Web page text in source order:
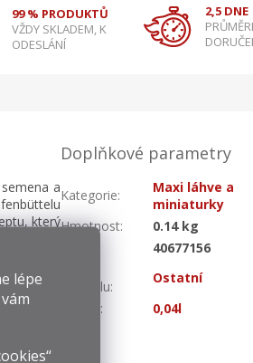
lépe
99 % PRODUKTŮ
VŽDY SKLADEM, K
ODESLÁNÍ
2,5 DNE
a
který
ve
a
Doplňkové parametry
Kategorie:
Maxi láhve a
miniaturky
Hmotnost:
0.14 kg
40677156
alkoholu:
Ostatní
: 0,04l